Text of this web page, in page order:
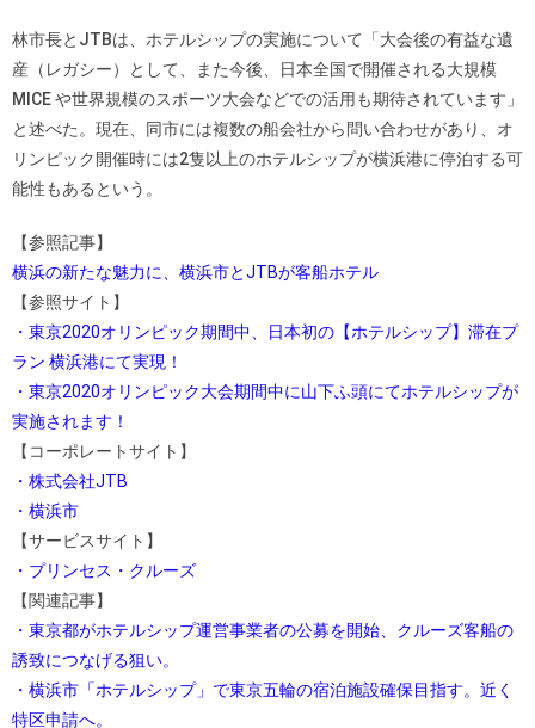
林市長とJTBは、ホテルシップの実施について「大会後の有益な遺
産（レガシー）として、また今後、日本全国で開催される大規模
MICE や世界規模のスポーツ大会などでの活用も期待されています」
と述べた。現在、同市には複数の船会社から問い合わせがあり、オ
リンピック開催時には2隻以上のホテルシップが横浜港に停泊する可
能性もあるという。
【参照記事】
横浜の新たな魅力に、横浜市とJTBが客船ホテル
【参照サイト】
・東京2020オリンピック期間中、日本初の【ホテルシップ】滞在プ
ラン 横浜港にて実現！
・東京2020オリンピック大会期間中に山下ふ頭にてホテルシップが
実施されます！
【コーポレートサイト】
・株式会社JTB
・横浜市
【サービスサイト】
・プリンセス・クルーズ
【関連記事】
・東京都がホテルシップ運営事業者の公募を開始、クルーズ客船の
誘致につなげる狙い。
・横浜市「ホテルシップ」で東京五輪の宿泊施設確保目指す。近く
特区申請へ。